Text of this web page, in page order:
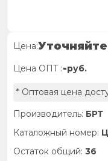
Цена:
Цена ОПТ :-руб.
* Оптовая цена
Производитель: БРТ
Каталожный номер:
Остаток общий: 36